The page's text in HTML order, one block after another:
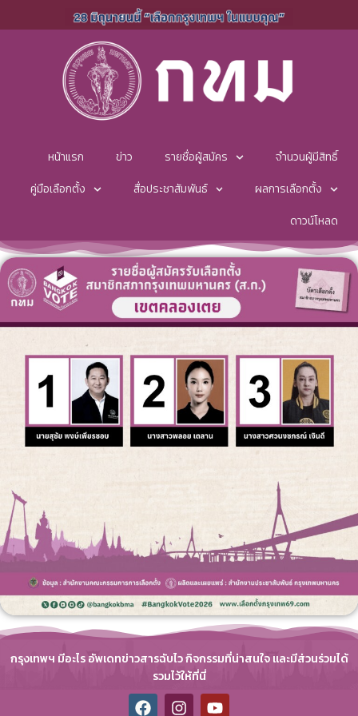
หน้าแรก ข่าว รายชื่อผู้สมัคร
จำนวนผู้มีสิทธิ์
คู่มือเลือกตั้ง
สื่อประชาสัมพันธ์
ผลการเลือกตั้ง
ดาวน์โหลด
กรุงเทพฯ มีอะไร อัพเดทข่าวสารฉับไว กิจกรรมที่น่าสนใจ และมีส่วนร่วมได้
รวมไว้ให้ที่นี่